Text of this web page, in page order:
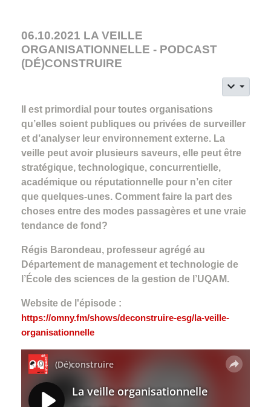
06.10.2021 LA VEILLE
ORGANISATIONNELLE - PODCAST
(DÉ)CONSTRUIRE
Il est primordial pour toutes organisations
qu’elles soient publiques ou privées de surveiller
et d’analyser leur environnement externe. La
veille peut avoir plusieurs saveurs, elle peut être
stratégique, technologique, concurrentielle,
académique ou réputationnelle pour n’en citer
que quelques-unes. Comment faire la part des
choses entre des modes passagères et une vraie
tendance de fond?
Régis Barondeau, professeur agrégé au
Département de management et technologie de
l’École des sciences de la gestion de l’UQAM.
Website de l'épisode :
https://omny.fm/shows/deconstruire-esg/la-veille-
organisationnelle